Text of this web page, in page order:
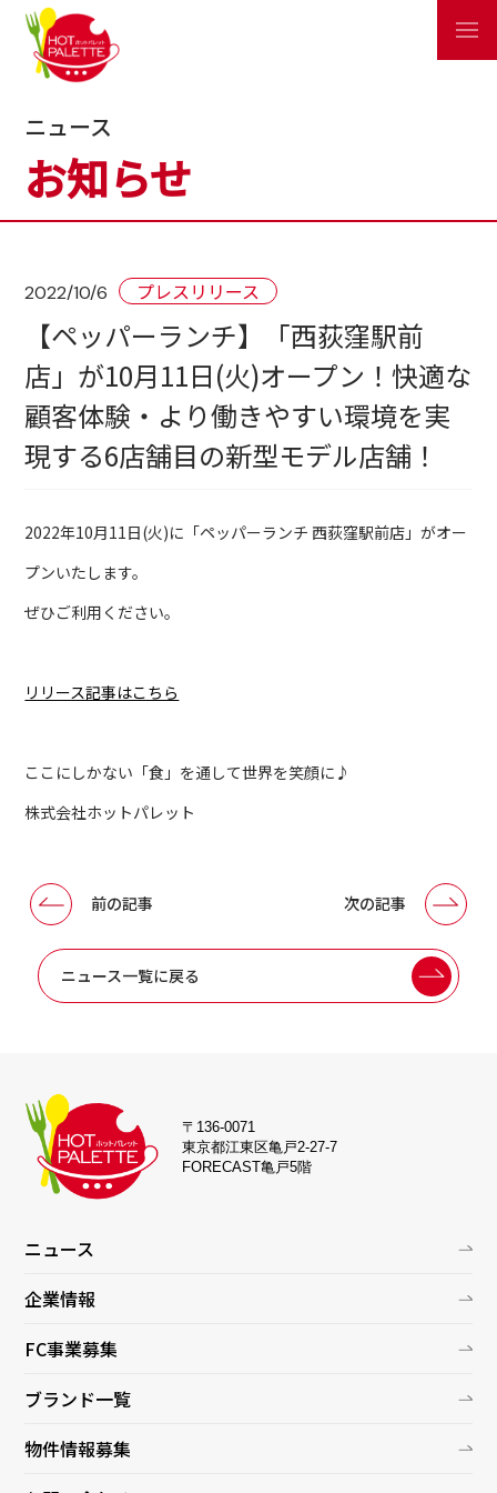
ニュース
お知らせ
2022/10/6 プレスリリース
【ペッパーランチ】「西荻窪駅前
店」が10月11日(火)オープン！快適な
顧客体験・より働きやすい環境を実
現する6店舗目の新型モデル店舗！
2022年10月11日(火)に「ペッパーランチ 西荻窪駅前店」がオー
プンいたします。
ぜひご利用ください。
リリース記事はこちら
ここにしかない「食」を通して世界を笑顔に♪
株式会社ホットパレット
前の記事
ニュース一覧に戻る
次の記事
〒136-0071
東京都江東区亀戸2-27-7
FORECAST亀戸5階
ニュース
企業情報
FC事業募集
ブランド一覧
物件情報募集